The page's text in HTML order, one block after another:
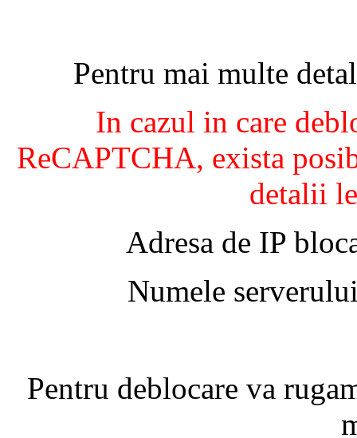
Pentru mai multe
In cazul in care
ReCAPTCHA, exista
detalii
Adresa de IP
Numele
Pentru deblocare va